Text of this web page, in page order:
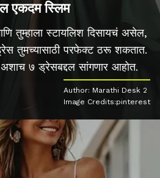
एकदम स्लिम
तुम्हाला स्टायलिश दिसायचं असेल,
तुमच्यासाठी परफेक्ट ठरू शकतात.
अशाच ७ ड्रेसबद्दल सांगणार आहोत.
Author: Marathi Desk 2
Image Credits:pinterest